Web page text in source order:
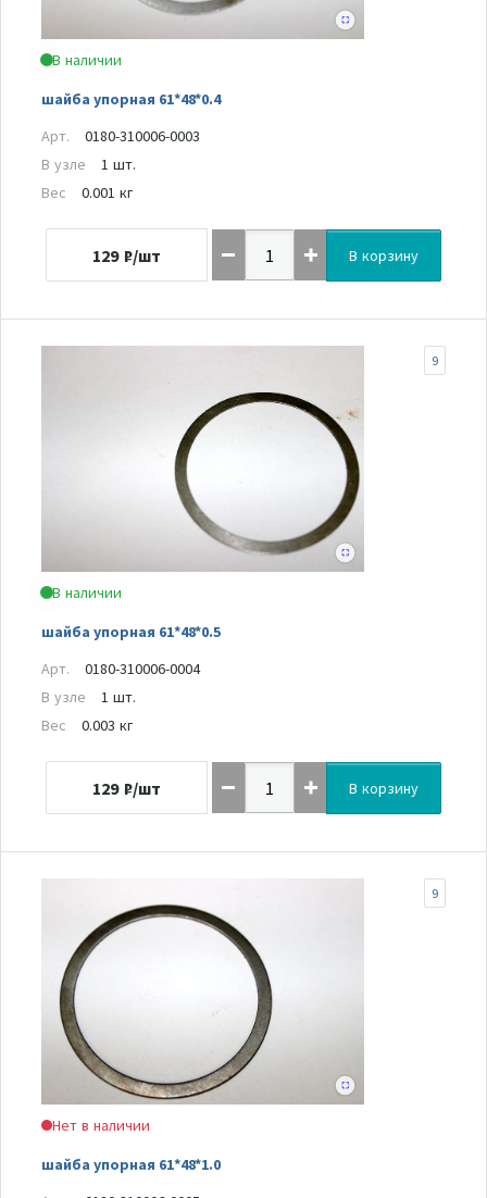
В наличии
шайба упорная 61*48*0.4
Арт.
0180-310006-0003
В узле
1 шт.
Вес
0.001 кг
129 ₽/шт В корзину
В наличии
шайба упорная 61*48*0.5
9
Арт.
0180-310006-0004
В узле
1 шт.
Вес
0.003 кг
129 ₽/шт В корзину
Нет в наличии
шайба упорная 61*48*1.0
9